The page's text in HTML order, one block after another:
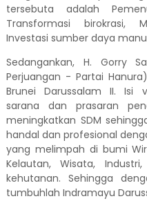
tersebuta adalah
Transformasi birokrasi,
Investasi sumber daya
Sedangankan, H. Gorry
Perjuangan - Partai
Brunei Darussalam II. Isi
sarana dan prasaran
meningkatkan SDM
handal dan profesional
yang melimpah di bumi
Kelautan, Wisata,
kehutanan. Sehingga
tumbuhlah Indramayu